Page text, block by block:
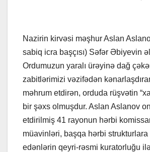
Nazirin kirvəsi məşhur Aslan
sabiq icra başçısı) Səfər Əbiyevin
Ordumuzun yaralı ürəyinə dağ
zabitlərimizi vəzifədən
məhrum etdirən, orduda rüşvətin
bir şəxs olmuşdur. Aslan Aslanov
etdirilmiş 41 rayonun hərbi
müavinləri, başqa hərbi
edənlərin qeyri-rəsmi kuratorluğu